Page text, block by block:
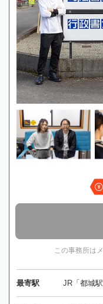
この事務所は
最寄駅 JR「都城